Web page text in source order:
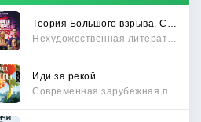
Иди за рекой